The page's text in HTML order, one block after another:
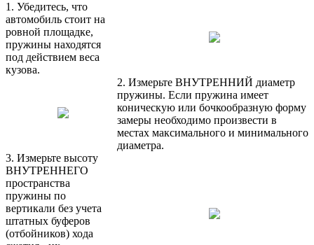
1. Убедитесь, что
автомобиль стоит на
ровной площадке,
пружины находятся
под действием веса
кузова.
2. Измерьте ВНУТРЕННИЙ диаметр
пружины. Если пружина имеет
коническую или бочкообразную форму
замеры необходимо произвести в
местах максимального и минимального
диаметра.
3. Измерьте высоту
ВНУТРЕННЕГО
пространства
пружины по
вертикали без учета
штатных буферов
(отбойников) хода